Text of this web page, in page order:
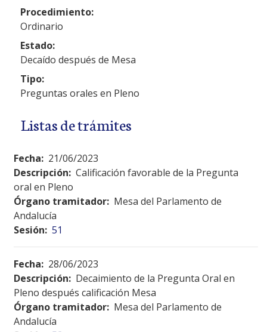
Procedimiento:
Ordinario
Estado:
Decaído después de Mesa
Tipo:
Preguntas orales en Pleno
Listas de trámites
Fecha: 21/06/2023
Descripción: Calificación favorable de la Pregunta
oral en Pleno
Órgano tramitador: Mesa del Parlamento de
Andalucía
Sesión: 51
Fecha: 28/06/2023
Descripción: Decaimiento de la Pregunta Oral en
Pleno después calificación Mesa
Órgano tramitador: Mesa del Parlamento de
Andalucía